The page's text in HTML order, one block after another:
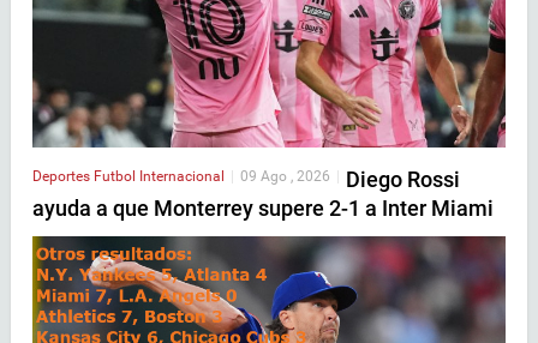
Deportes Futbol Internacional 09 Ago , 2026
Diego Rossi
ayuda a que Monterrey supere 2-1 a Inter Miami